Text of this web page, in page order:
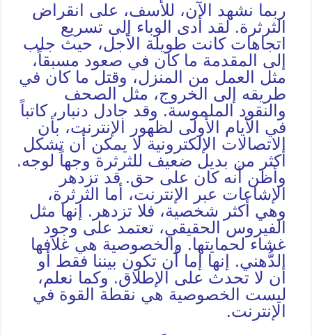
ربما نشهد الآن، للأسف، على انقراض
الثرثرة. لقد أدى الوباء إلى تسريع
اتجاهات كانت طويلة الأجل، حيث جلب
إلى المقدمة ما كان في صعود مسبقاً،
مثل العمل من المنزل، وقتل ما كان في
طريقه إلى الخروج، مثل الصحف
والنقود الملموسة. وقد جادل دنبار، كاتباً
في الأيام الأولى لظهور الإنترنت، بأن
الاتصالات الإلكترونية لا يمكن أن تشكل
أكثر من بديل ضعيف للثرثرة وجهاً لوجه.
وأظن أنه كان على حق. قد تزدهر
الإشاعات عبر الإنترنت، أما الثرثرة،
وهي أكثر شخصية، فلا تزدهر. إنها مثل
الفيروس الحقيقي، تعتمد على وجود
غشاء لحمايتها. والخصوصية هي غلافها
الدُّهني. إنها إما أن تكون بيننا فقط أو
أن لا تحدث على الإطلاق. وكما نعلم،
ليست الخصوصية هي نقطة القوة في
الإنترنت.